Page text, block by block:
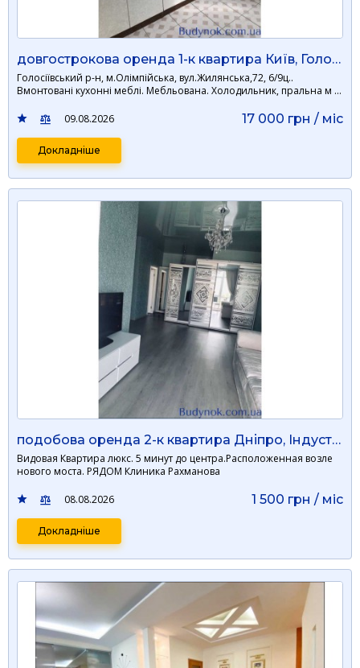
довгострокова оренда 1-к квартира Київ, Голосіївський, 17000 грн./міс.
Голосіївський р-н, м.Олімпійська, вул.Жилянська,72, 6/9ц..
Вмонтовані кухонні меблі. Мебльована. Холодильник, пральна м …
09.08.2026 17 000 грн / мiс
Докладніше
подобова оренда 2-к квартира Дніпро, Індустріальний, 1500 грн./добу
Видовая Квартира люкс. 5 минут до центра.Расположенная возле
нового моста. РЯДОМ Клиника Рахманова
08.08.2026 1 500 грн / мiс
Докладніше